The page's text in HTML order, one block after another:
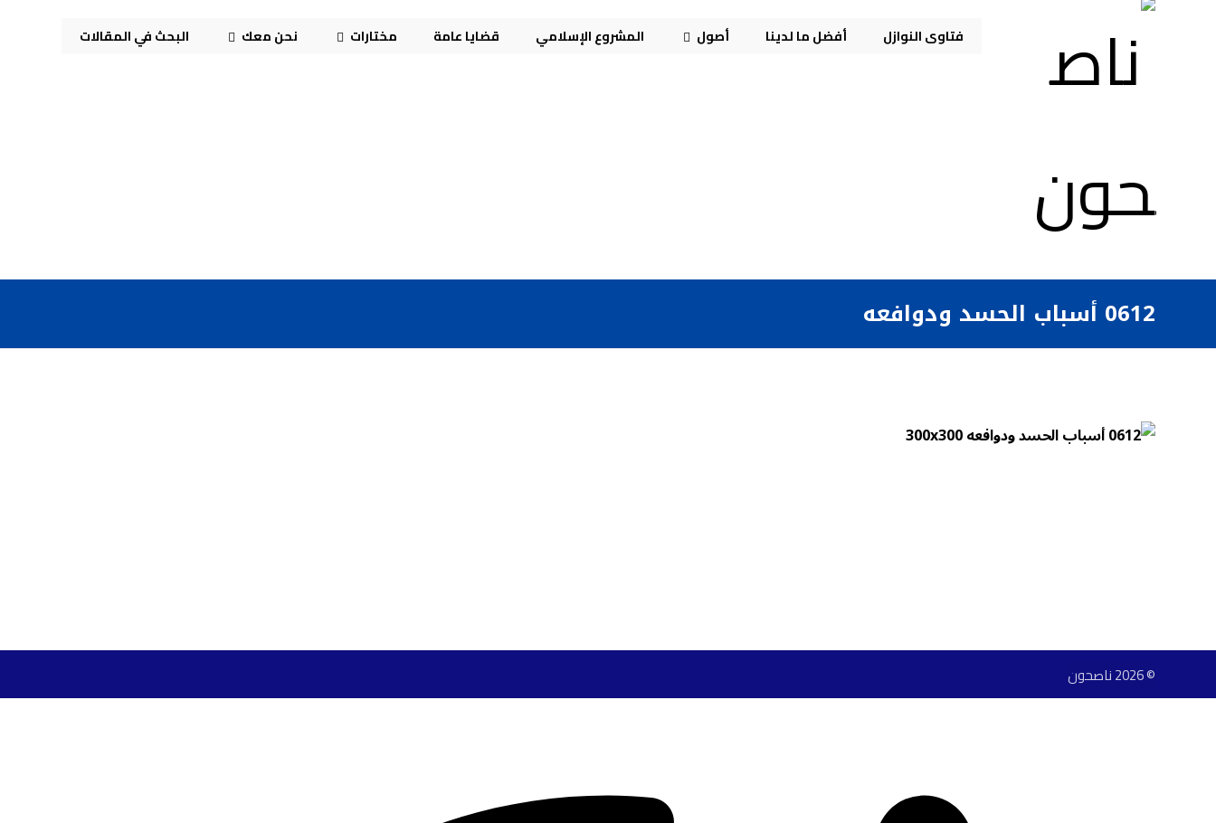
فتاوى النوازل أفضل ما لدينا أصول المشروع الإسلامي قضايا عامة مختارات نحن معك البحث في المقالات
0612 أسباب الحسد ودوافعه
© 2026 ناصحون